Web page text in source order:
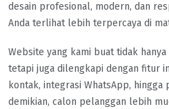
desain profesional, modern, dan
Anda terlihat lebih terpercaya di
Website yang kami buat tidak
tetapi juga dilengkapi dengan fitur
kontak, integrasi WhatsApp, hingga
demikian, calon pelanggan lebih